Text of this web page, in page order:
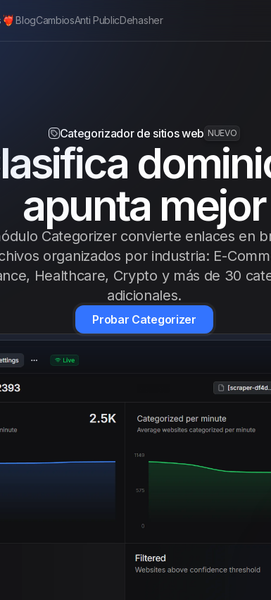
BlogCambiosAnti PublicDehasher
Categorizador de sitios web NUEVO
apunta mejor
Categorizer convierte enlaces en
organizados por industria: E-
Healthcare, Crypto y más de 30
adicionales.
Probar Categorizer